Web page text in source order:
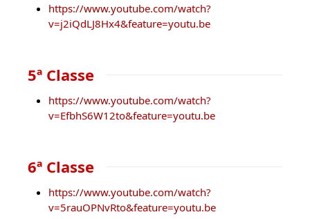
https://www.youtube.com/watch?
v=j2iQdLJ8Hx4&feature=youtu.be
5ª Classe
https://www.youtube.com/watch?
v=EfbhS6W12to&feature=youtu.be
6ª Classe
https://www.youtube.com/watch?
v=5rauOPNvRto&feature=youtu.be